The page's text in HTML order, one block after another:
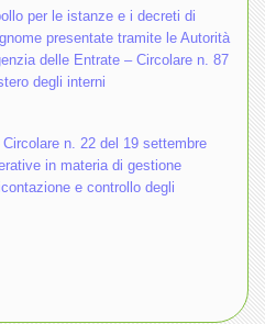
per le istanze e i decreti di
presentate tramite le Autorità
delle Entrate – Circolare n. 87
degli interni
n. 22 del 19 settembre
in materia di gestione
e controllo degli